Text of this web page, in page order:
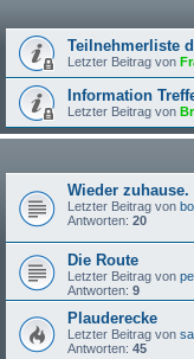
Teilnehmerliste
Letzter Beitrag von
Information
Letzter Beitrag von
Wieder zuhause.
Letzter Beitrag von
Antworten: 20
Die Route
Letzter Beitrag von
Antworten: 9
Plauderecke
Letzter Beitrag von
Antworten: 45